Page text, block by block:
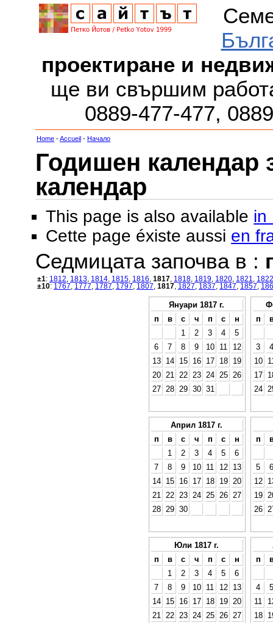
проектиране и
ще ви свършим
0889-477-477,
Home -Accueil - Начало
Годишен календар
календар
This page is also available in
Cette page éxiste aussi en
Седмицата започва в :
±1: 1812 1813 1814 1815 1816 1817 1818 1819 1820 1821
1822
±10: 1767 1777 1787 1797 1807 1817 1827 1837 1847 1857
Януари 1817 г.
п
в с ч п с
н
1
2 3 4
5
6
7 8 9 10 11
12
13
14 15 16 17 18
19
20
21 22 23 24 25
26
27
28 29 30 31
п
3
4
10
17
24
Април 1817 г.
п
в с ч п с
н
1
2 3 4 5
6
7
8 9 10 11 12
13
14
15 16 17 18 19
20
21
22 23 24 25 26
27
28
29 30
п
5
6
12
19
26
Юли 1817 г.
п
в с ч п с
н
1
2 3 4 5
6
7
8 9 10 11 12
13
14
15 16 17 18 19
20
21
22 23 24 25 26
27
п
4
5
11
18